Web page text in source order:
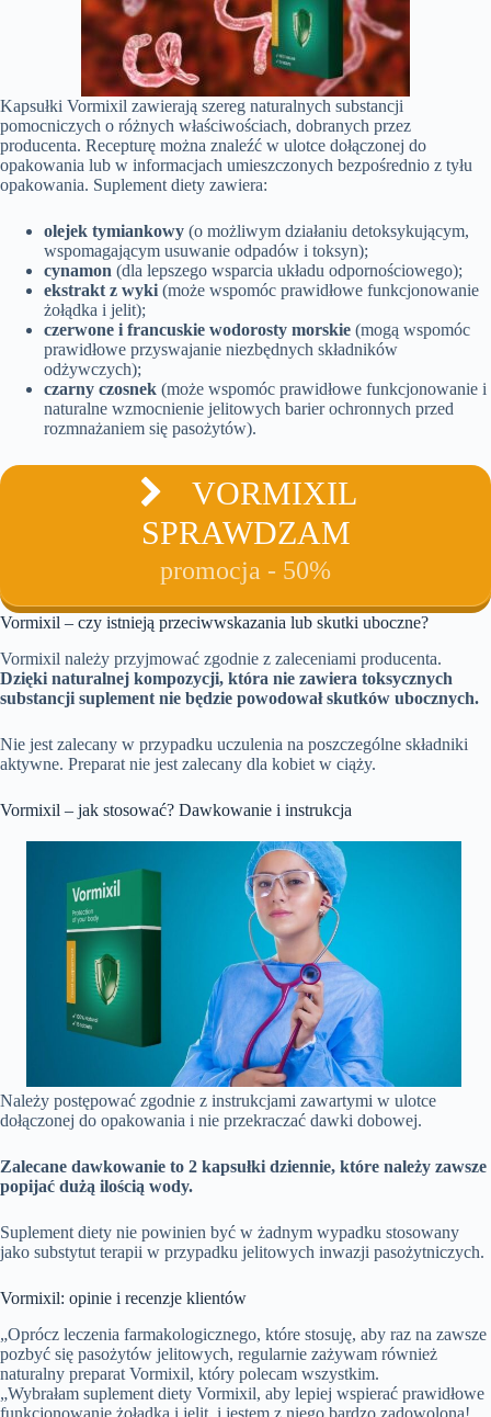
Kapsułki Vormixil zawierają szereg naturalnych substancji
pomocniczych o różnych właściwościach, dobranych przez
producenta. Recepturę można znaleźć w ulotce dołączonej do
opakowania lub w informacjach umieszczonych bezpośrednio z tyłu
opakowania. Suplement diety zawiera:
olejek tymiankowy (o możliwym działaniu detoksykującym,
wspomagającym usuwanie odpadów i toksyn);
cynamon (dla lepszego wsparcia układu odpornościowego);
ekstrakt z wyki (może wspomóc prawidłowe funkcjonowanie
żołądka i jelit);
czerwone i francuskie wodorosty morskie (mogą wspomóc
prawidłowe przyswajanie niezbędnych składników
odżywczych);
czarny czosnek (może wspomóc prawidłowe funkcjonowanie i
naturalne wzmocnienie jelitowych barier ochronnych przed
rozmnażaniem się pasożytów).
VORMIXIL
SPRAWDZAM
promocja - 50%
Vormixil – czy istnieją przeciwwskazania lub skutki uboczne?
Vormixil należy przyjmować zgodnie z zaleceniami producenta.
Dzięki naturalnej kompozycji, która nie zawiera toksycznych
substancji suplement nie będzie powodował skutków ubocznych.
Nie jest zalecany w przypadku uczulenia na poszczególne składniki
aktywne. Preparat nie jest zalecany dla kobiet w ciąży.
Vormixil – jak stosować? Dawkowanie i instrukcja
Należy postępować zgodnie z instrukcjami zawartymi w ulotce
dołączonej do opakowania i nie przekraczać dawki dobowej.
Zalecane dawkowanie to 2 kapsułki dziennie, które należy zawsze
popijać dużą ilością wody.
Suplement diety nie powinien być w żadnym wypadku stosowany
jako substytut terapii w przypadku jelitowych inwazji pasożytniczych.
Vormixil: opinie i recenzje klientów
„Oprócz leczenia farmakologicznego, które stosuję, aby raz na zawsze
pozbyć się pasożytów jelitowych, regularnie zażywam również
naturalny preparat Vormixil, który polecam wszystkim.
„Wybrałam suplement diety Vormixil, aby lepiej wspierać prawidłowe
funkcjonowanie żołądka i jelit, i jestem z niego bardzo zadowolona!